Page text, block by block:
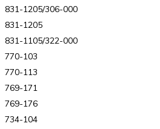
831-1205/306-000
831-1205
831-1105/322-000
770-103
770-113
769-171
769-176
734-104